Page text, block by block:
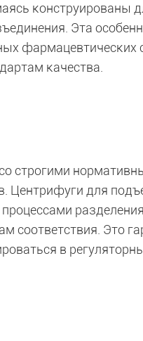
конструированы
Эта
фармацевтических
качества.
строгими
Центрифуги для
соответствия. Это
в